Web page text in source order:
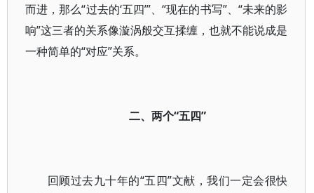
而进，那么“过去的‘五四’”、“现在的书写”、“未来的影
响”这三者的关系像漩涡般交互揉缠，也就不能说成是
一种简单的“对应”关系。
二、两个“五四”
回顾过去九十年的“五四”文献，我们一定会很快